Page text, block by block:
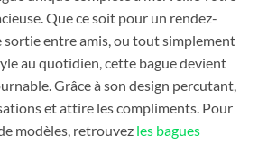
Que ce soit pour un rendez-
entre amis, ou tout simplement
au quotidien, cette bague devient
Grâce à son design percutant,
et attire les compliments. Pour
modèles, retrouvez les bagues